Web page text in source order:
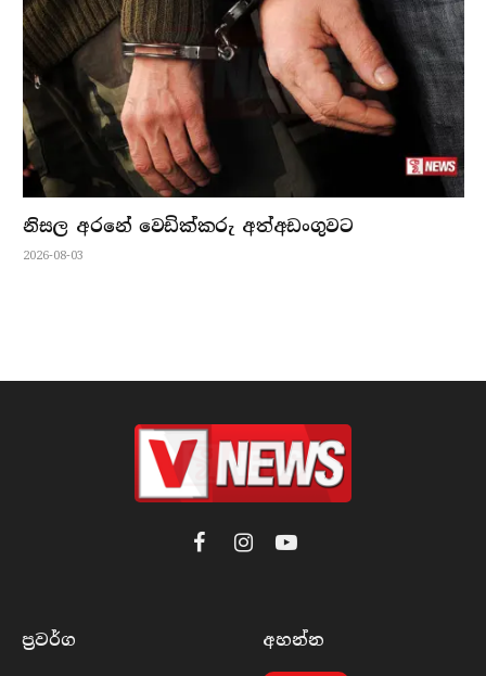
නිසල අරනේ වෙඩික්කරු අත්අඩංගුවට
2026-08-03
FacebookInstagramYouTube
ප්‍රවර්​ග අහන්​න